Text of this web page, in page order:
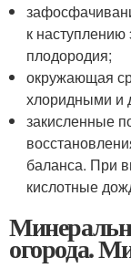
к
плодородия;
окружающая
хлоридными и
закисленные
баланса. При
кислотные
огорода.